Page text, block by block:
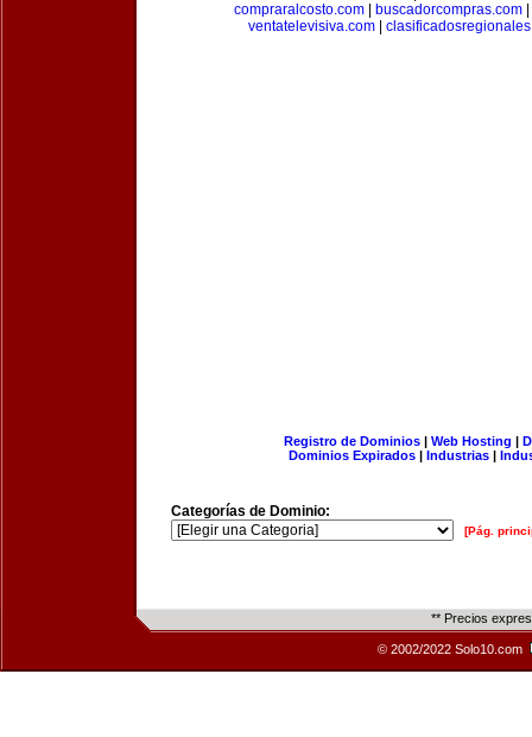
compraralcosto.com| buscadorcompras.com|
ventatelevisiva.com
Registro de Dominios| Web Hosting |
Dominios Expirados | Industrias |
Categorías de Dominio:
[Pág.
** Precios
© 2002/2022 Solo10.com